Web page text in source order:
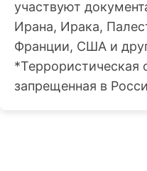
участвуют
Ирана, Ирака,
Франции, США и
*Террористическая
запрещенная в